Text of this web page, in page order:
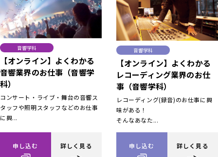
音響学科
【オンライン】よくわかる
音響業界のお仕事（音響学
科）
コンサート・ライブ・舞台の音響ス
タッフや照明スタッフなどのお仕事
に興...
申し込む 詳しく見る
音響学科
【オンライン】よくわかる
レコーディング業界のお仕
事（音響学科）
レコーディング(録音)のお仕事に興
味がある！
そんなあなた...
申し込む 詳しく見る